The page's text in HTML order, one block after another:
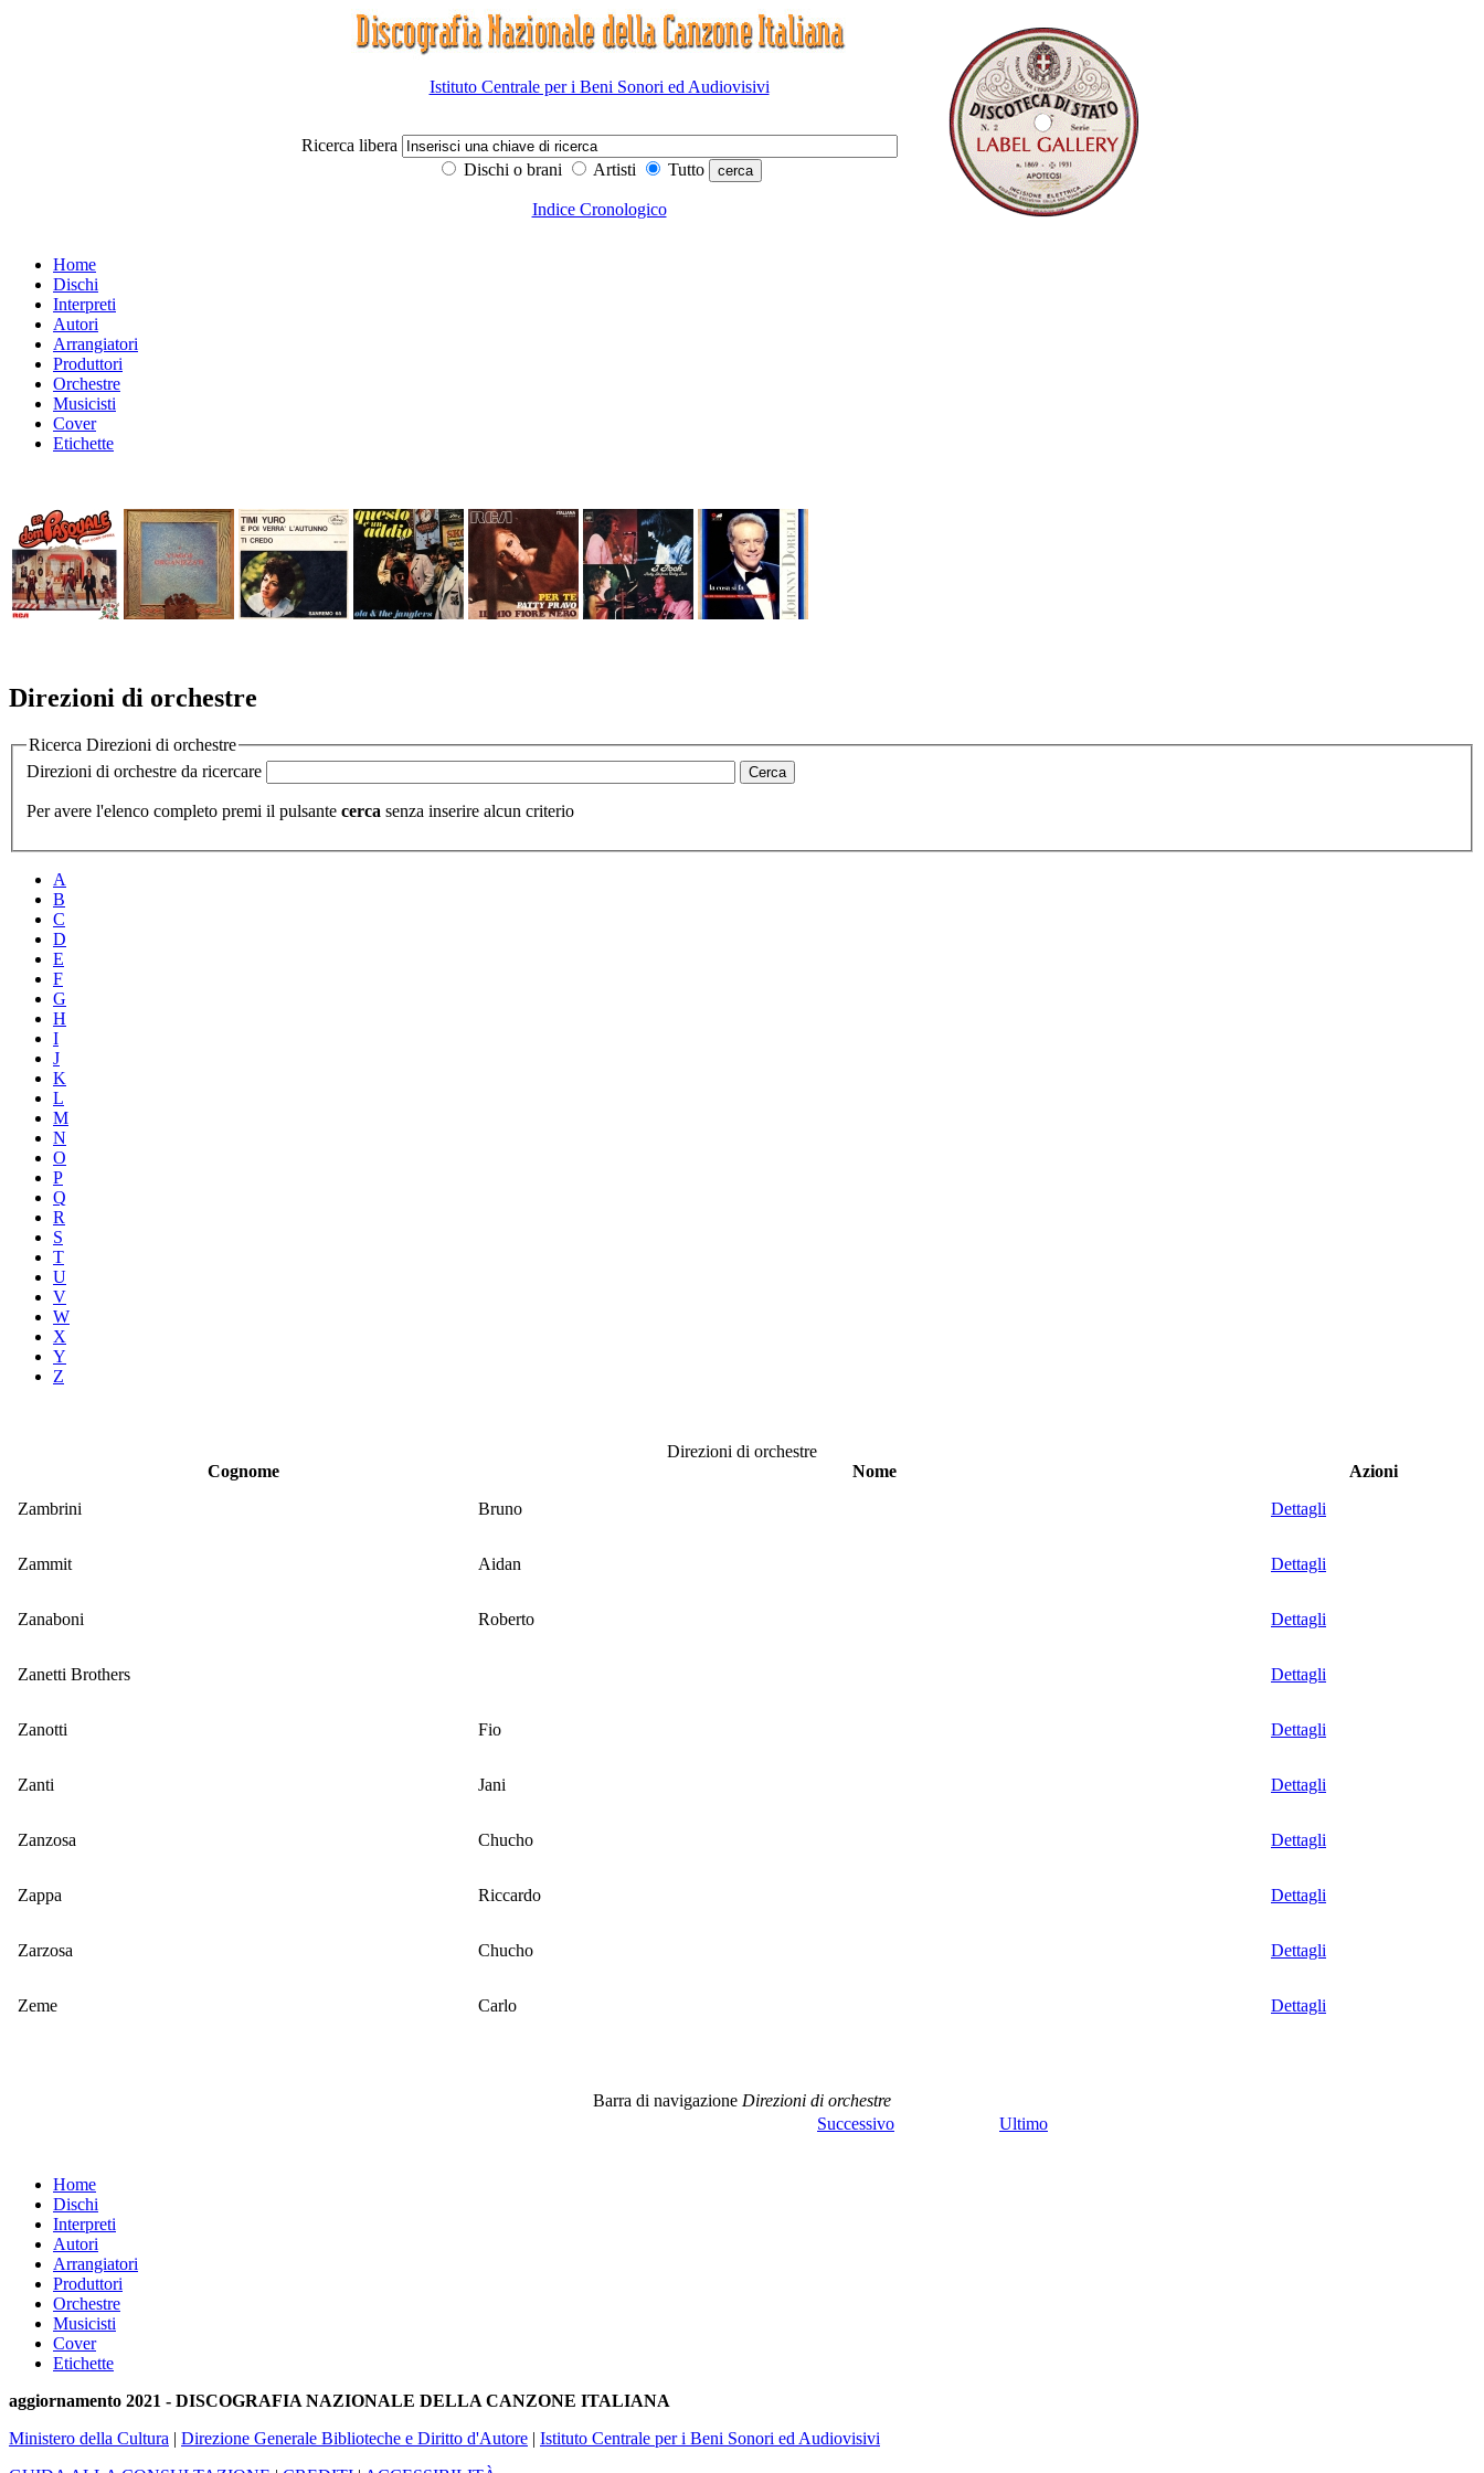
Istituto Centrale per i Beni Sonori ed Audiovisivi
Ricerca libera
Dischi o brani
Artisti Tutto
Indice Cronologico
Home
Dischi
Interpreti
Autori
Arrangiatori
Produttori
Orchestre
Musicisti
Cover
Etichette
Direzioni di orchestre
Ricerca Direzioni di orchestre
Direzioni di orchestre da ricercare
Per avere l'elenco completo premi il pulsante cerca senza inserire alcun criterio
A
B
C
D
E
F
G
H
I
J
K
L
M
N
O
P
Q
R
S
T
U
V
W
X
Y
Z
Direzioni di orchestre
Cognome
Nome
Azioni
Zambrini
Bruno Dettagli
Zammit Aidan Dettagli
Zanaboni Roberto Dettagli
Zanetti Brothers Dettagli
Zanotti Fio Dettagli
Zanti Jani Dettagli
Zanzosa Chucho Dettagli
Zappa Riccardo Dettagli
Zarzosa Chucho Dettagli
Zeme Carlo Dettagli
Barra di navigazione Direzioni di orchestre
Successivo
Ultimo
Home
Dischi
Interpreti
Autori
Arrangiatori
Produttori
Orchestre
Musicisti
Cover
Etichette
aggiornamento 2021 - DISCOGRAFIA NAZIONALE DELLA CANZONE ITALIANA
Ministero della Cultura | Direzione Generale Biblioteche e Diritto d'Autore | Istituto Centrale per i Beni Sonori ed Audiovisivi